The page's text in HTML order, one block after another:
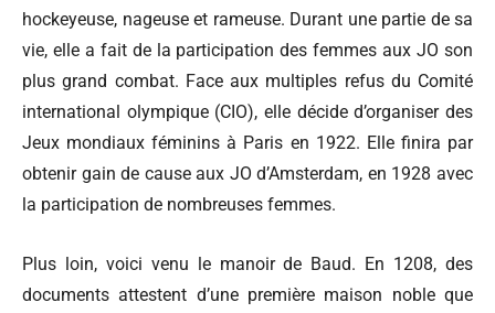
hockeyeuse, nageuse et rameuse. Durant une partie de sa
vie, elle a fait de la participation des femmes aux JO son
plus grand combat. Face aux multiples refus du Comité
international olympique (CIO), elle décide d’organiser des
Jeux mondiaux féminins à Paris en 1922. Elle finira par
obtenir gain de cause aux JO d’Amsterdam, en 1928 avec
la participation de nombreuses femmes.
Plus loin, voici venu le manoir de Baud. En 1208, des
documents attestent d’une première maison noble que